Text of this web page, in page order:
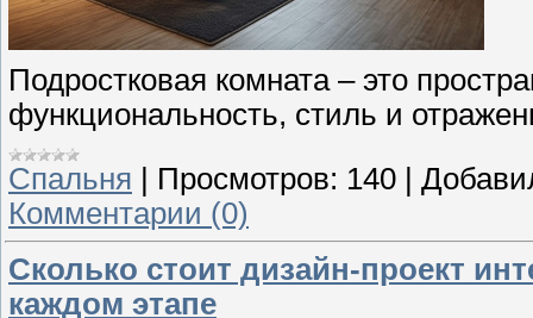
Подростковая комната – это
функциональность, стиль и
Спальня | Просмотров: 140 |
Комментарии (0)
Сколько стоит дизайн-проект
каждом этапе